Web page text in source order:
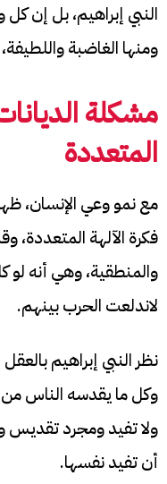
النبي إبراهيم، بل إن
ومنها الغاضبة
مشكلة
المتعددة
مع نمو وعي الإنسان،
فكرة الآلهة المتعددة،
والمنطقية، وهي أنه لو
لاندلعت الحرب بينهم.
نظر النبي إبراهيم
وكل ما يقدسه الناس من
ولا تفيد ومجرد تقديس
أن تفيد نفسها.